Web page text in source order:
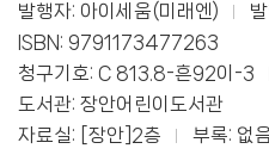
발행자: 아이세움(미래엔)
ISBN: 9791173477263
청구기호: C 813.8-흔92이-3
도서관: 장안어린이도서관
자료실: [장안]2층
부록: 없